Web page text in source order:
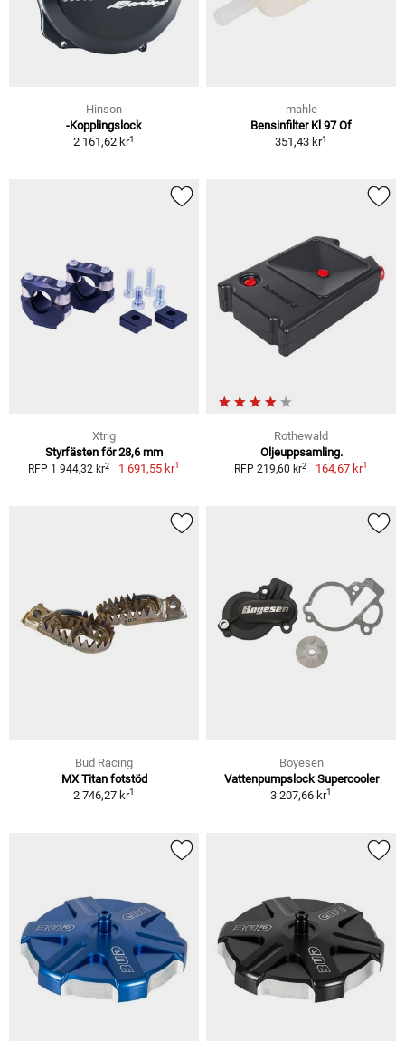
Hinson
-Kopplingslock
2 161,62 kr1
mahle
Bensinfilter Kl 97 Of
351,43 kr1
Xtrig
Styrfästen för 28,6 mm
RFP 1 944,32 kr2 1 691,55 kr1
Rothewald
Oljeuppsamling.
RFP 219,60 kr2 164,67 kr1
Bud Racing
MX Titan fotstöd
2 746,27 kr1
Boyesen
Vattenpumpslock Supercooler
3 207,66 kr1